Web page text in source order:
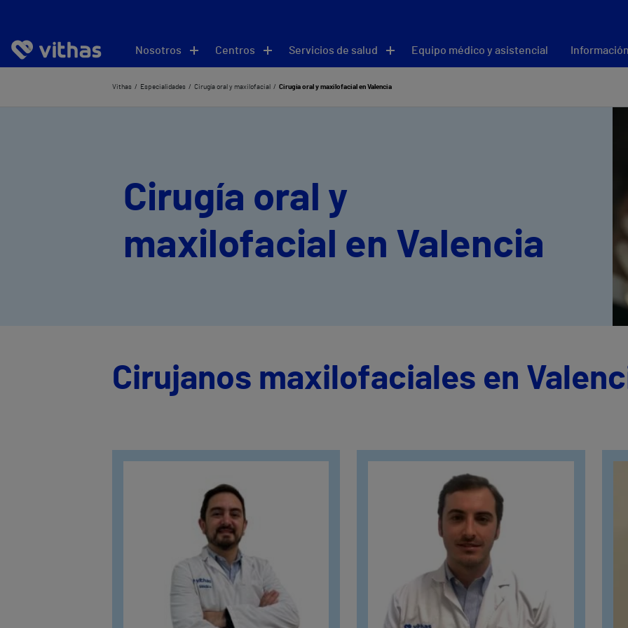
Nosotros Centros Servicios de salud Equipo médico y asistencial
Vithas Especialidades Cirugía oral y maxilofacial Cirugía oral y maxilofacial en Valencia
Cirugía oral y
maxilofacial en Valencia
Cirujanos maxilofaciales en